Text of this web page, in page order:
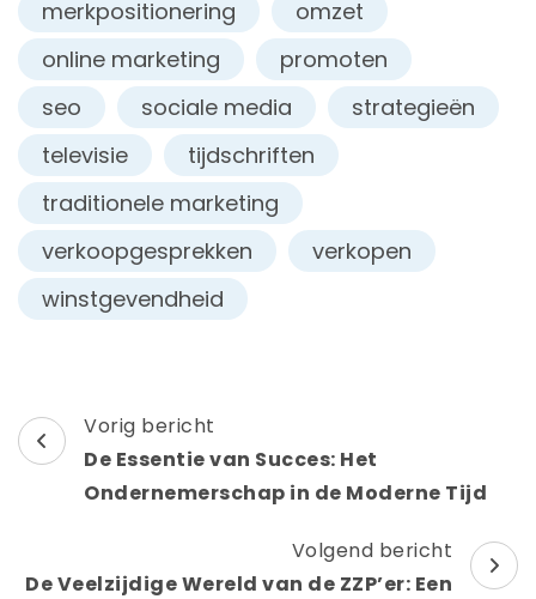
merkpositionering
omzet
online marketing
promoten
seo
sociale media
strategieën
televisie
tijdschriften
traditionele marketing
verkoopgesprekken
verkopen
winstgevendheid
Berichtnavigatie
Vorig bericht
De Essentie van Succes: Het
Ondernemerschap in de Moderne Tijd
Volgend bericht
De Veelzijdige Wereld van de ZZP’er: Een